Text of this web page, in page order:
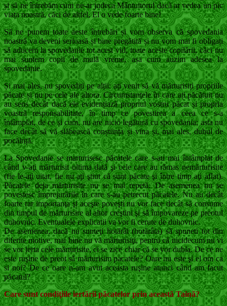
și să ne întrebăm cum ne-ar judeca Mântuitorul dacă ar vedea un pic
viața noastră, căci de altfel, El o vede foarte bine!
Să ne punem toate aeste întrebări și vom observa că spovedania
noastră va deveni serioasă și bine pregătită și nu vom mai fi obligați
să aducem la spovedanie tot acest vid, toate aceste copilării, căci nu
mai suntem copii de mulă vreme, așa cum auzim adesea la
spovedanie.
Și mai ales, nu spovediți pe alții: ați venit să vă mărturisiți propriile
păcate și nu pe cele ale altora. Circumstanțele în care ați păcătuit nu
au sens decât dacă ele evidențiază propriul vostru păcat și propria
voastră responsabilitate, în timp ce povestirea a ceea ce s-a
întâmplat, de ce și cum, nu are nicio legătură cu spovedania; asta nu
face decât să vă slăbească conștiința și vina și, mai ales, duhul de
pocăință.
La Spovedanie se marturisesc păcatele care s-au mai întâmplat de
când v-aţi mărturisit ultima dată şi cele care au rămas nemărturisite
(fie le-aţi uitat, fie nu aţi ştiut că sunt păcate şi între timp aţi aflat).
Păcatele deja mărturisite nu se mai repetă. De asemenea nu se
povestesc împrejurările în care s-au petrecut păcatele. Nu au decât
foarte rar importanţa şi aceşte poveşti nu vor face decât să consume
din timpul de mărturisire al altor creştini şi să împovareze pe preotul
duhovnic. Eventualele explicatii va vor fi cerute de duhovnic.
De asemenea, dacă nu sunteţi hotărât (hotărâta) să spuneti tot din
diferite motive, mai bine nu vă mărturisiţi, pentru că nicidecum nu vi
se vor ierta cele mărturisite, ci se zice chiar că se vor dubla. De ce ne
este ruşine de preot să mărturisim pacatele? Oare nu este şi el om ca
si noi? De ce oare n-am avut aceasta ruşine atunci când am facut
păcatul?
Care sunt condiţiile iertării păcatelor prin această Taină?